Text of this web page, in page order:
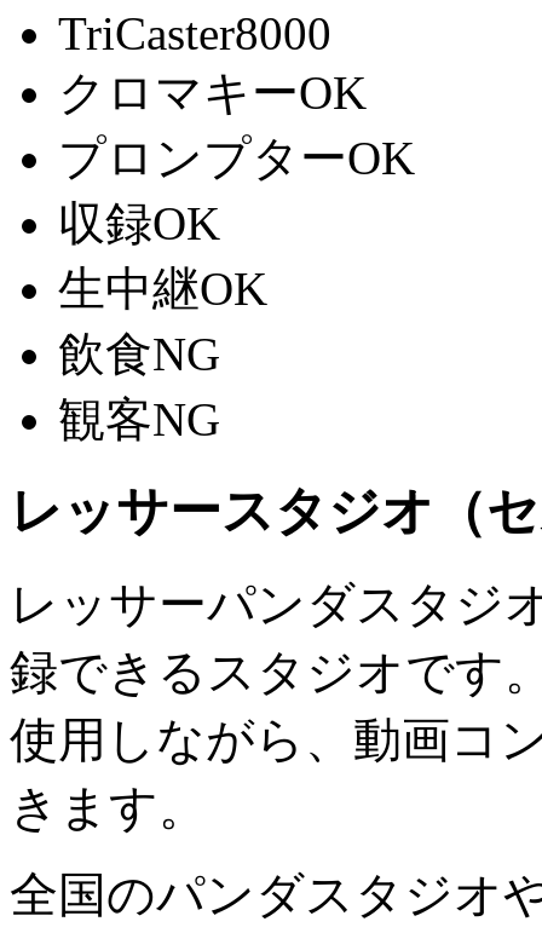
TriCaster8000
クロマキーOK
プロンプターOK
収録OK
生中継OK
飲食NG
観客NG
レッサースタジオ（
レッサーパンダスタジ
録できるスタジオです
使用しながら、動画コ
きます。
全国のパンダスタジオ